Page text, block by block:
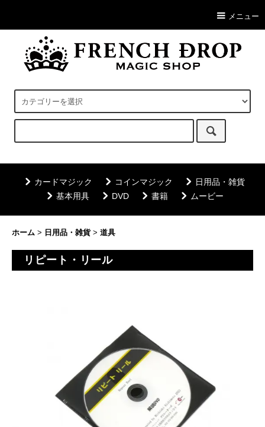
メニュー
カードマジック コインマジック
日用品・雑貨
基本用具
DVD 書籍 ムービー
ホーム > 日用品・雑貨 > 道具
リピート・リール